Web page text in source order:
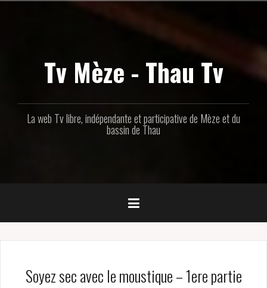
Tv Mèze - Thau Tv
La web Tv libre, indépendante et participative de Mèze et du
bassin de Thau
Soyez sec avec le moustique – 1ere partie